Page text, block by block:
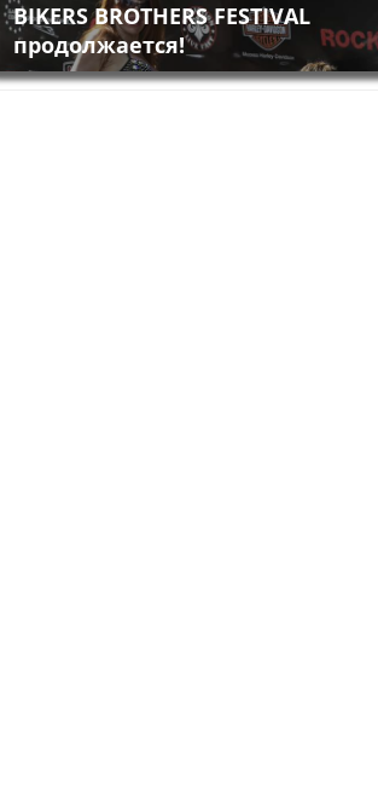
BIKERS BROTHERS FESTIVAL
продолжается!